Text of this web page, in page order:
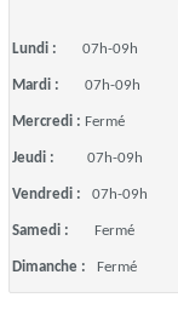
Lundi : 07h-09h
Mardi : 07h-09h
Mercredi : Fermé
Jeudi : 07h-09h
Vendredi : 07h-09h
Samedi : Fermé
Dimanche : Fermé